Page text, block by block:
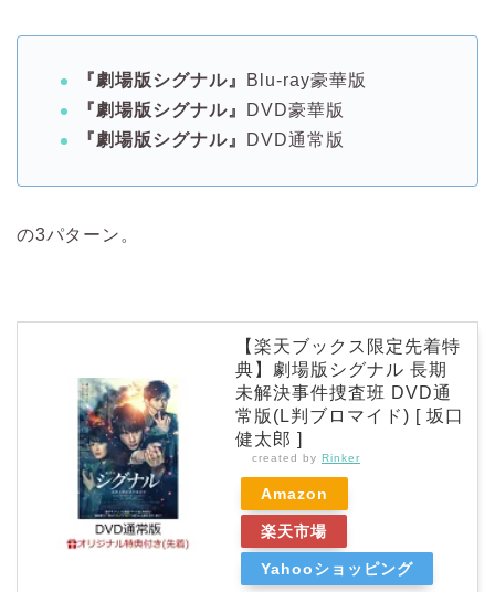
『劇場版シグナル』
Blu-ray豪華版
『劇場版シグナル』
DVD豪華版
『劇場版シグナル』
DVD通常版
の3パターン。
【楽天ブックス限定先着特
典】劇場版シグナル 長期
未解決事件捜査班 DVD通
常版(L判ブロマイド) [ 坂口
健太郎 ]
created by Rinker
Amazon
楽天市場
Yahooショッピング